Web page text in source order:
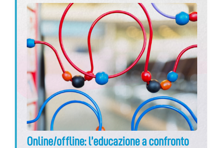
Online/offline: l’educazione a confronto